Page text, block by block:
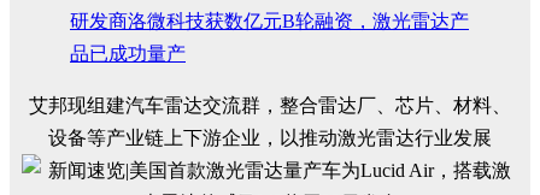
研发商洛微科技获数亿元B轮融资，激光雷达产
品已成功量产
艾邦现组建汽车雷达交流群，整合雷达厂、芯片、材料、
设备等产业链上下游企业，以推动激光雷达行业发展